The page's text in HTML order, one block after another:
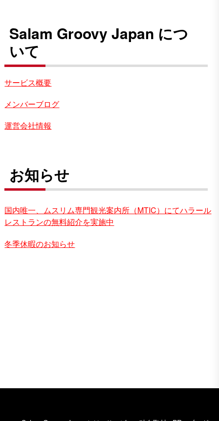
Salam Groovy Japan につ
いて
サービス概要
メンバーブログ
運営会社情報
お知らせ
国内唯一、ムスリム専門観光案内所（MTIC）にてハラール
レストランの無料紹介を実施中
冬季休暇のお知らせ